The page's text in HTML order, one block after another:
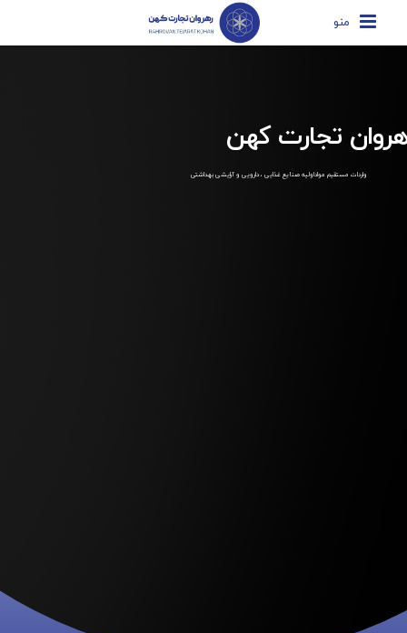
منو
تجارت کهن
واردات مستقیم مواداولیه صنایع غذایی ، دارویی و آرایشی بهداشتی